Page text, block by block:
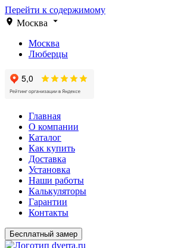
Перейти к содержимому
Москва
Москва
Люберцы
Главная
О компании
Каталог
Как купить
Доставка
Установка
Наши работы
Калькуляторы
Гарантии
Контакты
Бесплатный замер